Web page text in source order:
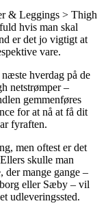
& Leggings > Thigh
hvis man skal
er det jo vigtigt at
vare.
hverdag på de
netstrømper –
gemmenføres
for at nå at få dit
fyraften.
men oftest er det
skulle man
der mange gange –
eller Sæby – vil
udleveringssted.